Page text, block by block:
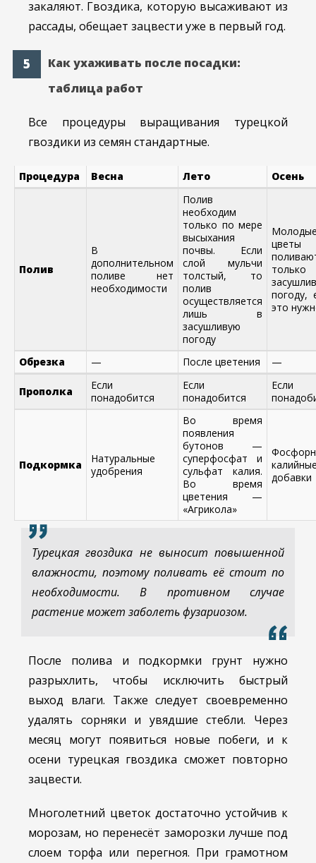
закаляют. Гвоздика, которую высаживают из
рассады, обещает зацвести уже в первый год.
Как ухаживать после посадки:
таблица работ
Все процедуры выращивания турецкой
гвоздики из семян стандартные.
Процедура Весна Лето Осень
Полив
В
дополнительном
поливе нет
необходимости
Полив
необходим
только по мере
высыхания
почвы. Если
слой мульчи
толстый, то
полив
осуществляется
лишь в
засушливую
погоду
цветы
погоду,
это
Обрезка — После цветения —
Прополка
Если
понадобится
Если
понадобится
Если
Подкормка
Натуральные
удобрения
Во время
появления
бутонов —
суперфосфат и
сульфат калия.
Во время
цветения —
«Агрикола»
добавки
Турецкая гвоздика не выносит повышенной
влажности, поэтому поливать её стоит по
необходимости. В противном случае
растение может заболеть фузариозом.
После полива и подкормки грунт нужно
разрыхлить, чтобы исключить быстрый
выход влаги. Также следует своевременно
удалять сорняки и увядшие стебли. Через
месяц могут появиться новые побеги, и к
осени турецкая гвоздика сможет повторно
зацвести.
Многолетний цветок достаточно устойчив к
морозам, но перенесёт заморозки лучше под
слоем торфа или перегноя. При грамотном